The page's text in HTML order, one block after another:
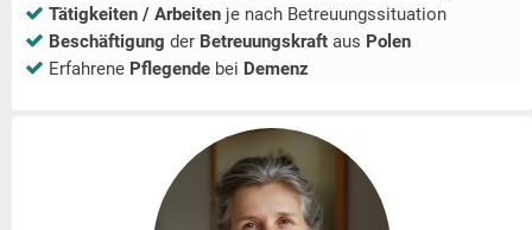
Tätigkeiten / Arbeiten je nach Betreuungssituation
Beschäftigung der Betreuungskraft aus Polen
Erfahrene Pflegende bei Demenz